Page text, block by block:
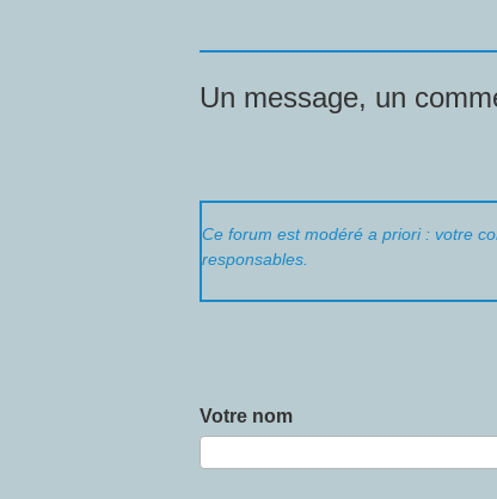
Un message, un
Ce forum est modéré a priori : votre
responsables.
Votre nom